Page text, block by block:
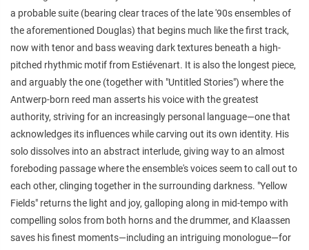
a probable suite (bearing clear traces of the late '90s ensembles of
the aforementioned Douglas) that begins much like the first track,
now with tenor and bass weaving dark textures beneath a high-
pitched rhythmic motif from Estiévenart. It is also the longest piece,
and arguably the one (together with "Untitled Stories") where the
Antwerp-born reed man asserts his voice with the greatest
authority, striving for an increasingly personal language—one that
acknowledges its influences while carving out its own identity. His
solo dissolves into an abstract interlude, giving way to an almost
foreboding passage where the ensemble's voices seem to call out to
each other, clinging together in the surrounding darkness. "Yellow
Fields" returns the light and joy, galloping along in mid-tempo with
compelling solos from both horns and the drummer, and Klaassen
saves his finest moments—including an intriguing monologue—for